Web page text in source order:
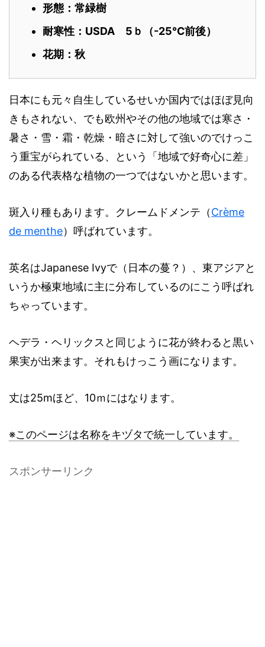
形態：常緑樹
耐寒性：USDA 5ｂ（-25℃前後）
花期：秋
日本にも元々自生しているせいか国内ではほぼ見向
きもされない、でも欧州やその他の地域では寒さ・
暑さ・雪・霜・乾燥・暗さに対して強いのでけっこ
う重宝がられている、という「地域で好奇心に差」
のある代表格な植物の一つではないかと思います。
斑入り種もあります。クレームドメンテ（Crème
de menthe）呼ばれています。
英名はJapanese Ivyで（日本の蔓？）、東アジアと
いうか極東地域に主に分布しているのにこう呼ばれ
ちゃっています。
ヘデラ・ヘリックスと同じように花が終わると黒い
果実が出来ます。それもけっこう画になります。
丈は25mほど、10ｍにはなります。
※このページは名称をキヅタで統一しています。
スポンサーリンク